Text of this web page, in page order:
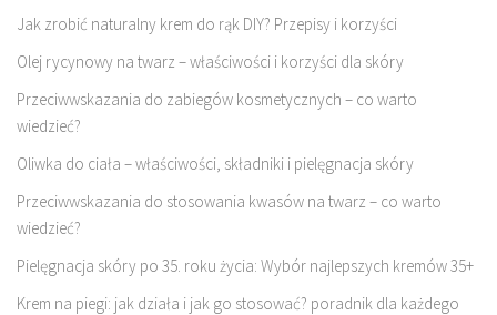
Jak zrobić naturalny krem do rąk DIY? Przepisy i korzyści
Olej rycynowy na twarz – właściwości i korzyści dla skóry
Przeciwwskazania do zabiegów kosmetycznych – co warto
wiedzieć?
Oliwka do ciała – właściwości, składniki i pielęgnacja skóry
Przeciwwskazania do stosowania kwasów na twarz – co warto
wiedzieć?
Pielęgnacja skóry po 35. roku życia: Wybór najlepszych kremów 35+
Krem na piegi: jak działa i jak go stosować? poradnik dla każdego